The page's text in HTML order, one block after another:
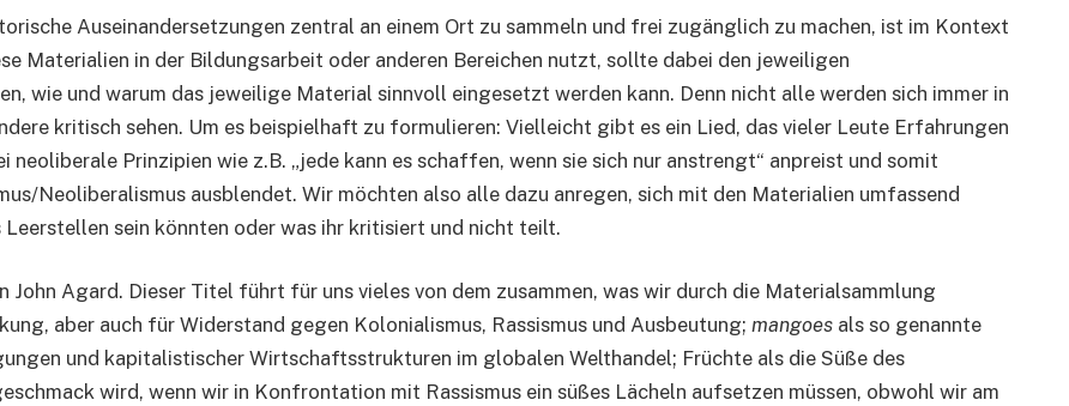
Auseinandersetzungen zentral an einem Ort zu sammeln und frei zugänglich zu machen, ist im Kontext
Materialien in der Bildungsarbeit oder anderen Bereichen nutzt, sollte dabei den jeweiligen
wie und warum das jeweilige Material sinnvoll eingesetzt werden kann. Denn nicht alle werden sich immer in
kritisch sehen. Um es beispielhaft zu formulieren: Vielleicht gibt es ein Lied, das vieler Leute Erfahrungen
Prinzipien wie z.B. „jede kann es schaffen, wenn sie sich nur anstrengt“ anpreist und somit
Neoliberalismus ausblendet. Wir möchten also alle dazu anregen, sich mit den Materialien umfassend
sein könnten oder was ihr kritisiert und nicht teilt.
John Agard. Dieser Titel führt für uns vieles von dem zusammen, was wir durch die Materialsammlung
aber auch für Widerstand gegen Kolonialismus, Rassismus und Ausbeutung; mangoes als so genannte
und kapitalistischer Wirtschaftsstrukturen im globalen Welthandel; Früchte als die Süße des
wird, wenn wir in Konfrontation mit Rassismus ein süßes Lächeln aufsetzen müssen, obwohl wir am